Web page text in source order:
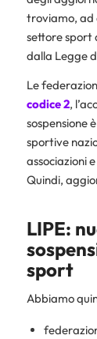
troviamo, ad
settore sport
dalla Legge
Le
codice 2,
sospensione
sportive
associazioni
Quindi,
LIPE:
sport
Abbiamo